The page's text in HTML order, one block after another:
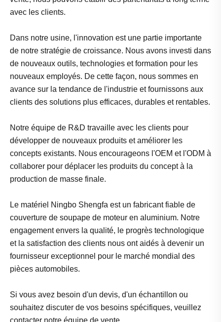
avec les clients.
Dans notre usine, l'innovation est une partie importante
de notre stratégie de croissance. Nous avons investi dans
de nouveaux outils, technologies et formation pour les
nouveaux employés. De cette façon, nous sommes en
avance sur la tendance de l'industrie et fournissons aux
clients des solutions plus efficaces, durables et rentables.
Notre équipe de R&D travaille avec les clients pour
développer de nouveaux produits et améliorer les
concepts existants. Nous encourageons l'OEM et l'ODM à
collaborer pour déplacer les produits du concept à la
production de masse finale.
Le matériel Ningbo Shengfa est un fabricant fiable de
couverture de soupape de moteur en aluminium. Notre
engagement envers la qualité, le progrès technologique
et la satisfaction des clients nous ont aidés à devenir un
fournisseur exceptionnel pour le marché mondial des
pièces automobiles.
Si vous avez besoin d'un devis, d'un échantillon ou
souhaitez discuter de vos besoins spécifiques, veuillez